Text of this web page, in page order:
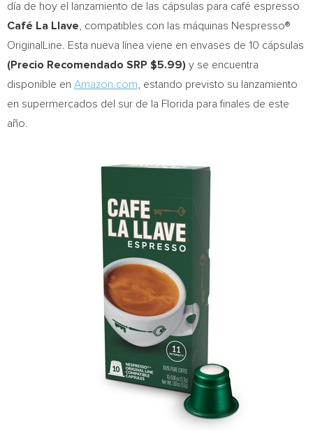
día de hoy el lanzamiento de las cápsulas para café espresso
Café La Llave , compatibles con las máquinas Nespresso®
OriginalLine. Esta nueva línea viene en envases de 10 cápsulas
(Precio Recomendado SRP $5.99) y se encuentra
disponible en Amazon.com , estando previsto su lanzamiento
en supermercados del sur de la Florida para finales de este
año.